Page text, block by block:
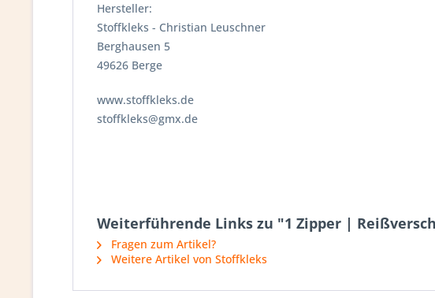
Hersteller:
Stoffkleks - Christian Leuschner
Berghausen 5
49626 Berge
www.stoffkleks.de
stoffkleks@gmx.de
Weiterführende Links zu "1 Zipper |
Fragen zum Artikel?
Weitere Artikel von Stoffkleks